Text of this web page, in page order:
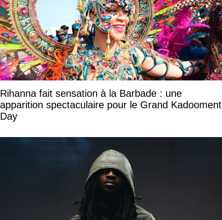
Rihanna fait sensation à la Barbade : une
apparition spectaculaire pour le Grand Kadooment
Day